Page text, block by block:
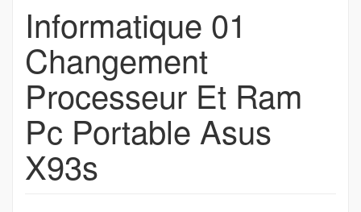
Informatique 01
Changement
Processeur Et Ram
Pc Portable Asus
X93s